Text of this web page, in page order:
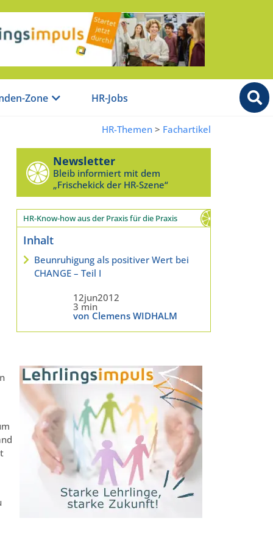
Zone HR-Jobs
HR-Themen > Fachartikel
Newsletter
Bleib informiert mit dem
„Frischekick der HR-Szene“
HR-Know-how aus der Praxis für die Praxis
Inhalt
Beunruhigung als positiver Wert bei
CHANGE – Teil I
12jun2012
3 min
von Clemens WIDHALM